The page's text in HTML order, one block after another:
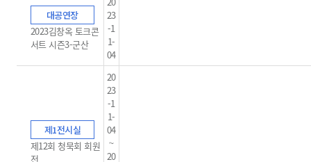
대공연장
2023김창옥 토크콘
서트 시즌3-군산
23
-1
1-
04
제1전시실
제12회 청묵회 회원
전
20
23
-1
1-
04
~
20